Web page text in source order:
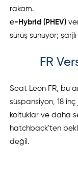
rakam.
e-Hybrid (PHEV)
sürüş sunuyor;
FR
Seat Leon FR, bu
süspansiyon, 18 inç
koltuklar ve daha
hatchback'ten
değil.